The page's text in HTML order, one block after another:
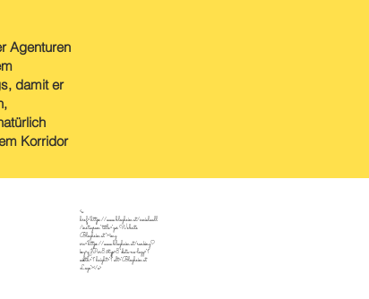
Agenturen
damit er
Korridor
<a
href="https://www.blogheim.at/socialwall
/instagram" title="zur Website
Blogheim.at"><img
src="https://www.blogheim.at/ranking?
key=qJPsr8&typ=8" data-no-lazy="1"
width="1" height="1" alt="Blogheim.at
Logo"></a>